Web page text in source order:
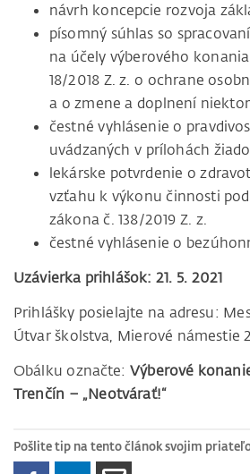
návrh koncepcie rozvoja
písomný súhlas so
na účely výberového
18/2018 Z. z. o ochrane
a o zmene a doplnení
čestné vyhlásenie o
uvádzaných v prílohách
lekárske potvrdenie o
vzťahu k výkonu činnosti
zákona č. 138/2019 Z. z.
čestné vyhlásenie o
Uzávierka prihlášok: 21. 5. 2021
Prihlášky posielajte na adresu:
Útvar školstva, Mierové námestie
Obálku označte:Výberové
Trenčín – „Neotvárať!“
Pošlite tip na tento článok svojim